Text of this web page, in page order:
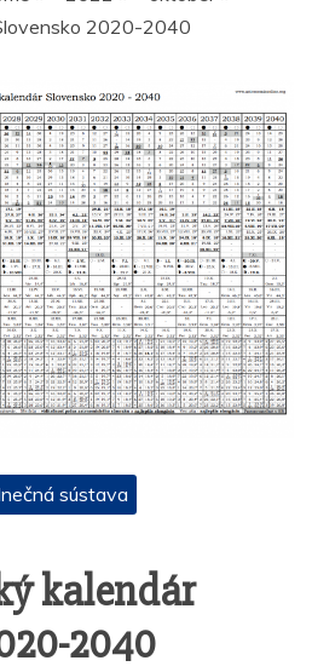
2020-2040
sústava
kalendár
2040